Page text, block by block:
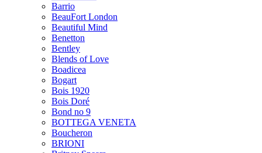
Barrio
BeauFort London
Beautiful Mind
Benetton
Bentley
Blends of Love
Boadicea
Bogart
Bois 1920
Bois Doré
Bond no 9
BOTTEGA VENETA
Boucheron
BRIONI